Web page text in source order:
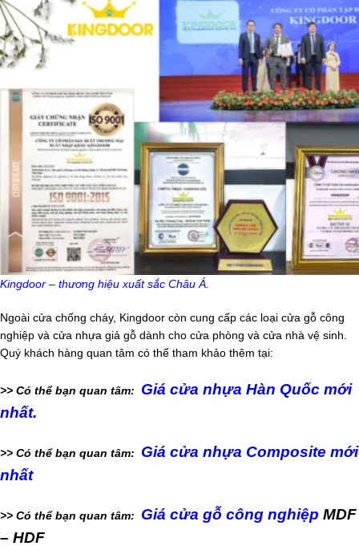
Kingdoor – thương hiệu xuất sắc Châu Á.
Ngoài cửa chống cháy, Kingdoor còn cung cấp các loại cửa gỗ công
nghiệp và cửa nhựa giả gỗ dành cho cửa phòng và cửa nhà vệ sinh.
Quý khách hàng quan tâm có thể tham khảo thêm tại:
>> Có thể bạn quan tâm: Giá cửa nhựa Hàn Quốc mới
nhất.
>> Có thể bạn quan tâm: Giá cửa nhựa Composite mới
nhất
>> Có thể bạn quan tâm: Giá cửa gỗ công nghiệp MDF
– HDF